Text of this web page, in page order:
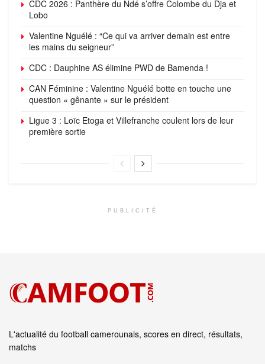
CDC 2026 : Panthère du Ndé s’offre Colombe du Dja et
Lobo
Valentine Nguélé : “Ce qui va arriver demain est entre
les mains du seigneur”
CDC : Dauphine AS élimine PWD de Bamenda !
CAN Féminine : Valentine Nguélé botte en touche une
question « gênante » sur le président
Ligue 3 : Loïc Etoga et Villefranche coulent lors de leur
première sortie
PUBLICITÉ
L'actualité du football camerounais, scores en direct, résultats,
matchs